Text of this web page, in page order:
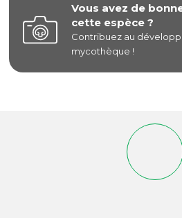
Vous avez de
cette espèce ?
Contribuez au
mycothèque !